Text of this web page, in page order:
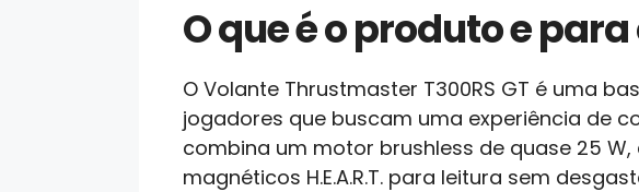
O que é o produto e
O Volante Thrustmaster T300RS GT é uma
jogadores que buscam uma experiência de
combina um motor brushless de quase 25
magnéticos H.E.A.R.T. para leitura sem